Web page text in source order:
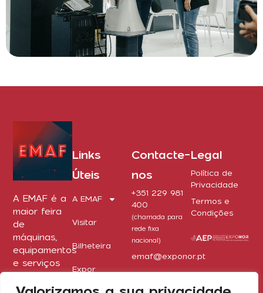
A EMAF é a
maior feira
de
máquinas,
equipamentos
e serviços
indústria em
Links
Úteis
A EMAF
Visitar
Bilheteira
Expor
Contacte-
nos
+351 229 981
400
(chamada para
rede fixa
nacional)
emaf@exponor.pt
Legal
Política de
Privacidade
Termos e
Condições